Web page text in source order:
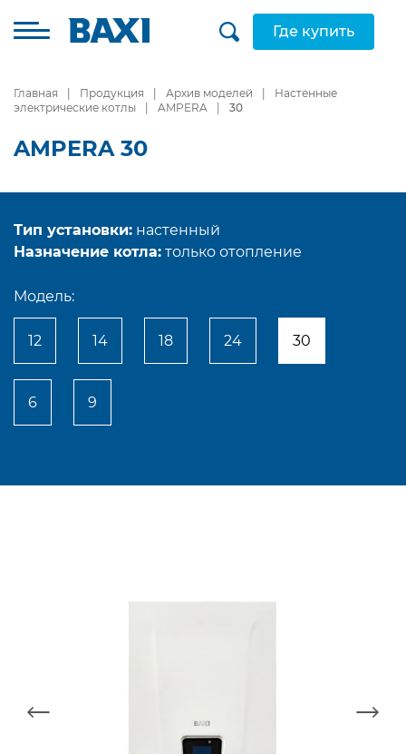
Где купить
Главная Продукция Архив моделей
Настенные
электрические котлы
AMPERA 30
AMPERA 30
Тип установки: настенный
Назначение котла: только отопление
Модель:
12 14 18 24 30
6 9